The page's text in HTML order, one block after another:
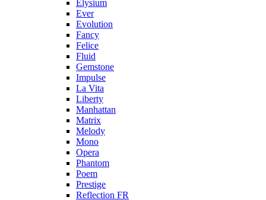
Elysium
Ever
Evolution
Fancy
Felice
Fluid
Gemstone
Impulse
La Vita
Liberty
Manhattan
Matrix
Melody
Mono
Opera
Phantom
Poem
Prestige
Reflection FR